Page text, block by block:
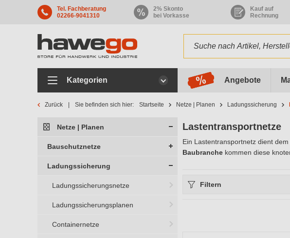
Tel. Fachberatung
02266-9041310
2% Skonto
bei Vorkasse
Kauf auf
Rechnung
Kategorien Angebote
Zurück Sie befinden sich hier: Startseite Netze | Planen Ladungssicherung
Netze | Planen
Bauschutznetze
Ladungssicherung
Ladungssicherungsnetze
Ladungssicherungsplanen
Containernetze
Lastentransportnetze
Ein Lastentransportnetz dient
Baubranchekommen diese
Filtern